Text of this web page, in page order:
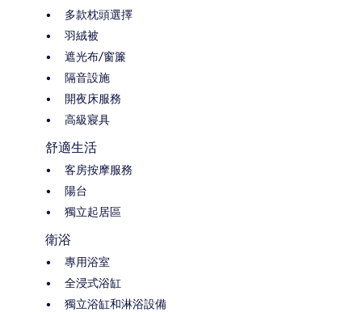
多款枕頭選擇
羽絨被
遮光布/窗簾
隔音設施
開夜床服務
高級寢具
舒適生活
客房按摩服務
陽台
獨立起居區
衛浴
專用浴室
全浸式浴缸
獨立浴缸和淋浴設備